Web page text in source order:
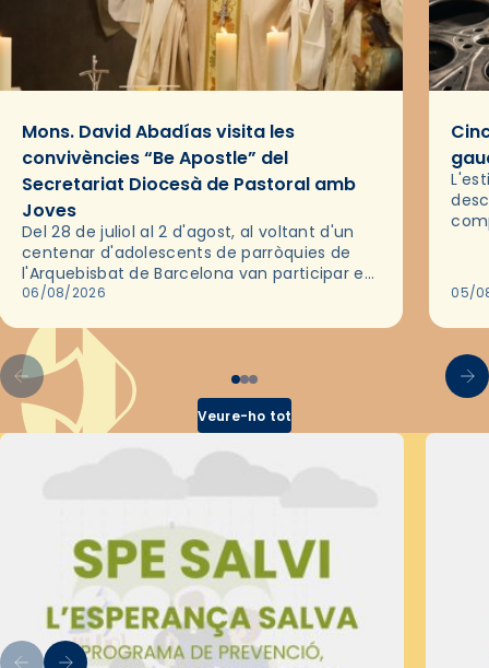
Mons. David Abadías visita les
convivències “Be Apostle” del
Secretariat Diocesà de Pastoral amb
Joves
Del 28 de juliol al 2 d'agost, al voltant d'un
centenar d'adolescents de parròquies de
l'Arquebisbat de Barcelona van participar en
les convivències Be Apostle, organitzades
06/08/2026 05/
Veure-ho tot